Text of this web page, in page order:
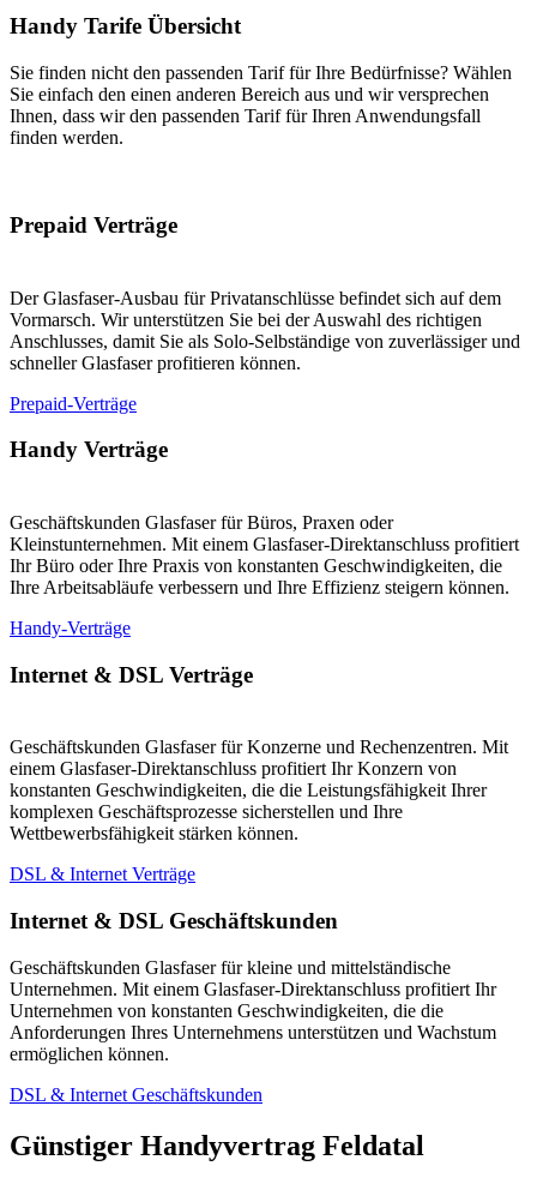
Handy Tarife Übersicht
Sie finden nicht den passenden Tarif für Ihre Bedürfnisse? Wählen
Sie einfach den einen anderen Bereich aus und wir versprechen
Ihnen, dass wir den passenden Tarif für Ihren Anwendungsfall
finden werden.
Prepaid Verträge
Der Glasfaser-Ausbau für Privatanschlüsse befindet sich auf dem
Vormarsch. Wir unterstützen Sie bei der Auswahl des richtigen
Anschlusses, damit Sie als Solo-Selbständige von zuverlässiger und
schneller Glasfaser profitieren können.
Prepaid-Verträge
Handy Verträge
Geschäftskunden Glasfaser für Büros, Praxen oder
Kleinstunternehmen. Mit einem Glasfaser-Direktanschluss profitiert
Ihr Büro oder Ihre Praxis von konstanten Geschwindigkeiten, die
Ihre Arbeitsabläufe verbessern und Ihre Effizienz steigern können.
Handy-Verträge
Internet & DSL Verträge
Geschäftskunden Glasfaser für Konzerne und Rechenzentren. Mit
einem Glasfaser-Direktanschluss profitiert Ihr Konzern von
konstanten Geschwindigkeiten, die die Leistungsfähigkeit Ihrer
komplexen Geschäftsprozesse sicherstellen und Ihre
Wettbewerbsfähigkeit stärken können.
DSL & Internet Verträge
Internet & DSL Geschäftskunden
Geschäftskunden Glasfaser für kleine und mittelständische
Unternehmen. Mit einem Glasfaser-Direktanschluss profitiert Ihr
Unternehmen von konstanten Geschwindigkeiten, die die
Anforderungen Ihres Unternehmens unterstützen und Wachstum
ermöglichen können.
DSL & Internet Geschäftskunden
Günstiger Handyvertrag Feldatal